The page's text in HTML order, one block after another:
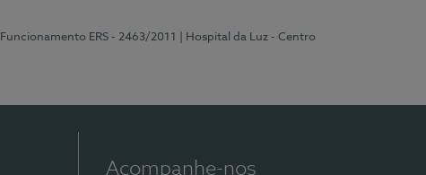
Funcionamento ERS - 2463/2011
| Hospital da Luz - Centro
Acompanhe-nos